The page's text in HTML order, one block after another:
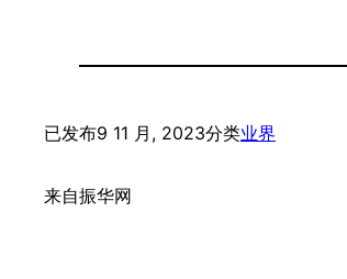
已发布9 11 月, 2023分类业界
来自振华网